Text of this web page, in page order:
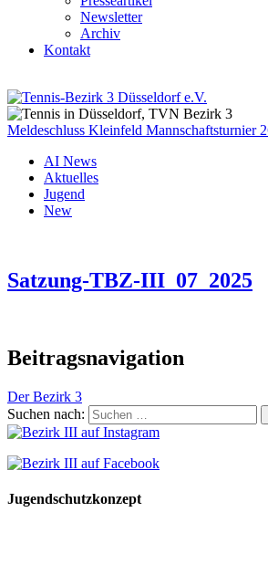
Newsletter
Archiv
Kontakt
Meldeschluss Kleinfeld Mannschaftsturnier
AI News
Aktuelles
Jugend
New
Satzung-TBZ-III_07_2025
Beitragsnavigation
Der Bezirk 3
Suchen nach:
Jugendschutzkonzept